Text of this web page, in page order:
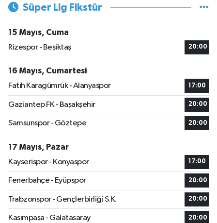
Süper Lig Fikstür
15 Mayıs, Cuma
Rizespor - Beşiktaş
20:00
16 Mayıs, Cumartesi
Fatih Karagümrük - Alanyaspor
17:00
Gaziantep FK - Başakşehir 20:00
Samsunspor - Göztepe 20:00
17 Mayıs, Pazar
Kayserispor - Konyaspor
17:00
Fenerbahçe - Eyüpspor 20:00
Trabzonspor - Gençlerbirliği S.K. 20:00
Kasımpaşa - Galatasaray 20:00